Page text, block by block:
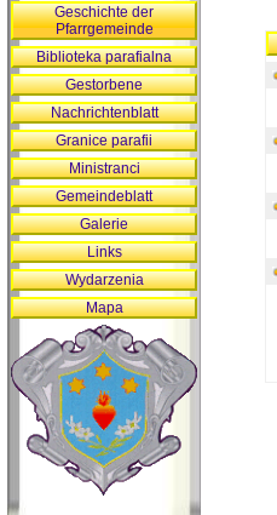
Geschichte der
Pfarrgemeinde
Biblioteka parafialna
Gestorbene
Nachrichtenblatt
Granice parafii
Ministranci
Gemeindeblatt
Galerie
Links
Wydarzenia
Mapa